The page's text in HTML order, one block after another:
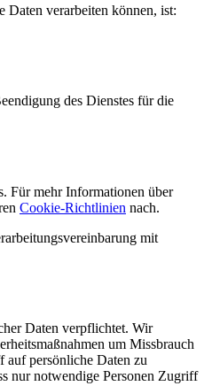
Daten verarbeiten können, ist:
des Dienstes für die
Für mehr Informationen über
Cookie-Richtlinien nach.
mit
Daten verpflichtet. Wir
um Missbrauch
persönliche Daten zu
nur notwendige Personen Zugriff